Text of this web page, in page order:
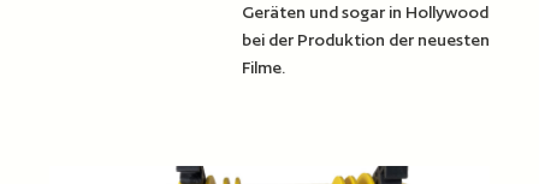
Geräten und sogar in Hollywood
bei der Produktion der neuesten
Filme.